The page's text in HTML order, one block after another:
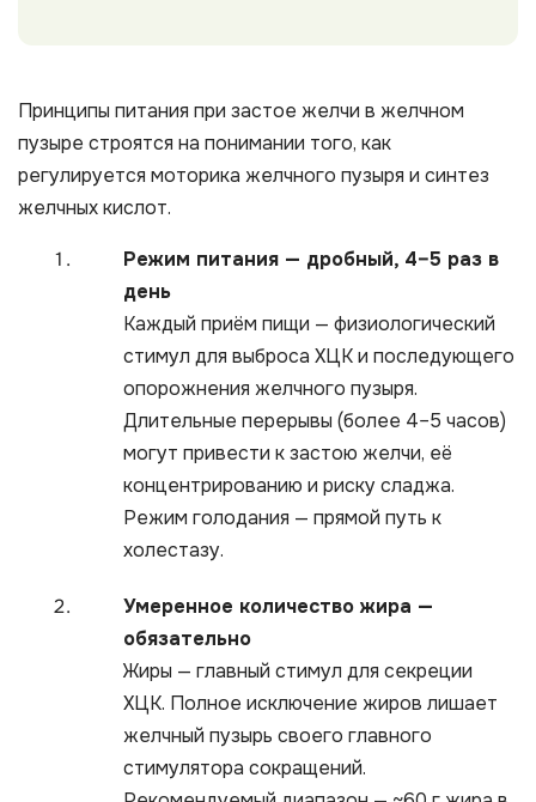
Принципы питания при застое желчи в желчном
пузыре строятся на понимании того, как
регулируется моторика желчного пузыря и синтез
желчных кислот.
Режим питания — дробный, 4–5 раз в
день
Каждый приём пищи — физиологический
стимул для выброса ХЦК и последующего
опорожнения желчного пузыря.
Длительные перерывы (более 4–5 часов)
могут привести к застою желчи, её
концентрированию и риску сладжа.
Режим голодания — прямой путь к
холестазу.
Умеренное количество жира —
обязательно
Жиры — главный стимул для секреции
ХЦК. Полное исключение жиров лишает
желчный пузырь своего главного
стимулятора сокращений.